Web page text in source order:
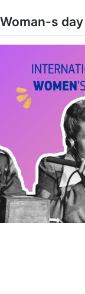
content
Woman-s day